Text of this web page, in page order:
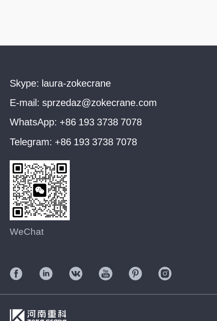
Skype: laura-zokecrane
E-mail: sprzedaz@zokecrane.com
WhatsApp: +86 193 3738 7078
Telegram: +86 193 3738 7078
WeChat